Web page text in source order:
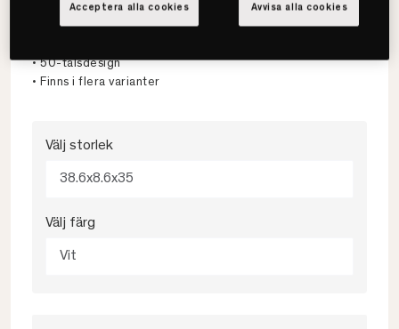
Mitten Shelf S Förvaringshylla
• 50-talsdesign
• Finns i flera varianter
Välj storlek
38.6x8.6x35
Välj färg
Vit
Avvisa alla cookies
Acceptera alla cookies